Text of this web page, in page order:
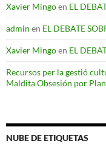
Xavier Mingoen EL
admin en EL DEBATE
Xavier Mingoen EL
Recursos per la gestió
Maldita Obsesión por
NUBE DE ETIQUETAS